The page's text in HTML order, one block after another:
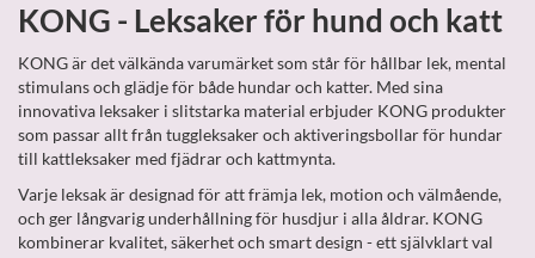
KONG - Leksaker för hund och katt
KONG är det välkända varumärket som står för hållbar lek, mental
stimulans och glädje för både hundar och katter. Med sina
innovativa leksaker i slitstarka material erbjuder KONG produkter
som passar allt från tuggleksaker och aktiveringsbollar för hundar
till kattleksaker med fjädrar och kattmynta.
Varje leksak är designad för att främja lek, motion och välmående,
och ger långvarig underhållning för husdjur i alla åldrar. KONG
kombinerar kvalitet, säkerhet och smart design - ett självklart val